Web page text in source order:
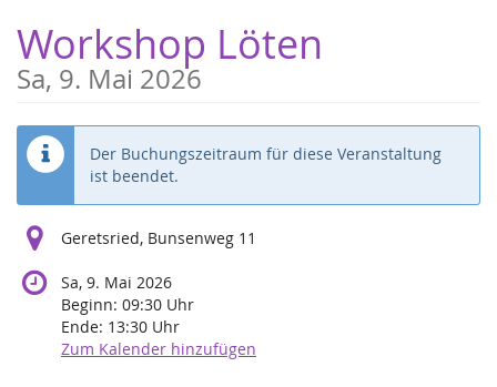
Haupt-
Inhalt
springen
Workshop Löten
Sa, 9. Mai 2026
Der Buchungszeitraum für diese Veranstaltung
ist beendet.
Geretsried, Bunsenweg 11
Sa, 9. Mai 2026
Beginn: 09:30 Uhr
Ende: 13:30 Uhr
Zum Kalender hinzufügen